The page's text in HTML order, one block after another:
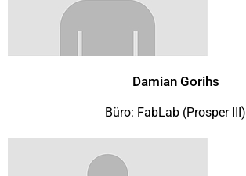
Damian Gorihs
Büro: FabLab (Prosper III)